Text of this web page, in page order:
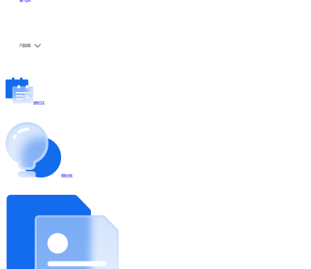
产品动态
更新日志
帮助文档